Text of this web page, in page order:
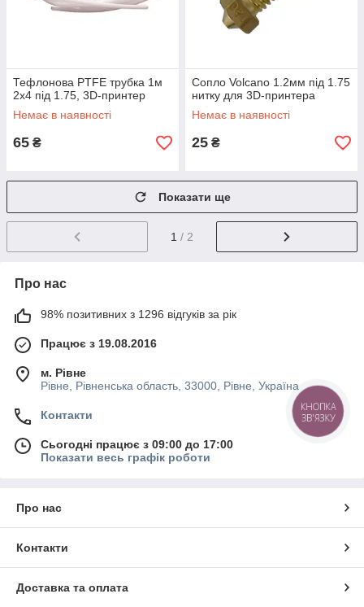
Тефлонова PTFE трубка 1м
2x4 під 1.75, 3D-принтер
Немає в наявності
65 ₴
Сопло Volcano 1.2мм під 1.75
нитку для 3D-принтера
Немає в наявності
25 ₴
Показати ще
1 / 2
Про нас
98% позитивних з 1296 відгуків за рік
Працює з 19.08.2016
м. Рівне
Рівне, Рівненська область, 33000, Рівне, Україна
Контакти
Сьогодні працює з 09:00 до 17:00
Показати весь графік роботи
Про нас
Контакти
Доставка та оплата
КНОПКА
ЗВ'ЯЗКУ